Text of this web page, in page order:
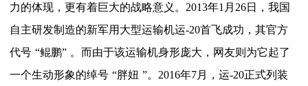
力的体现，更有着巨大的战略意义。 2013年1月26日，我国
自主研发制造的新军用大型运输机运-20首飞成功，其官方
代号 “鲲鹏” 。而由于该运输机身形庞大，网友则为它起了
一个生动形象的绰号 “胖妞 ”。 2016年7月，运-20正式列装